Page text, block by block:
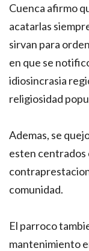
Cuenca afirmo
acatarlas
sirvan para
en que se
idiosincrasia
religiosidad
Ademas, se
esten centrados
comunidad.
El parroco
mantenimiento